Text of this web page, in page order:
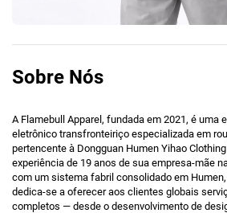
Sobre Nós
A Flamebull Apparel, fundada em 2021, é uma
eletrônico transfronteiriço especializada em
pertencente à Dongguan Humen Yihao
experiência de 19 anos de sua empresa-mãe
com um sistema fabril consolidado em
dedica-se a oferecer aos clientes globais
completos — desde o desenvolvimento de